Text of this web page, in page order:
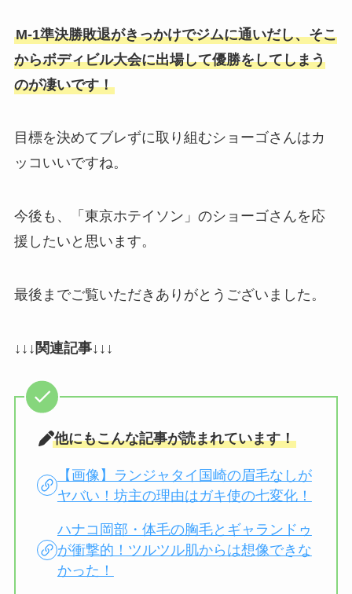
M-1準決勝敗退がきっかけでジムに通いだし、そこ
からボディビル大会に出場して優勝をしてしまう
のが凄いです！
目標を決めてブレずに取り組むショーゴさんはカ
ッコいいですね。
今後も、「東京ホテイソン」のショーゴさんを応
援したいと思います。
最後までご覧いただきありがとうございました。
↓↓↓関連記事↓↓↓
他にもこんな記事が読まれています！
【画像】ランジャタイ国崎の眉毛なしが
ヤバい！坊主の理由はガキ使の七変化！
ハナコ岡部・体毛の胸毛とギャランドゥ
が衝撃的！ツルツル肌からは想像できな
かった！